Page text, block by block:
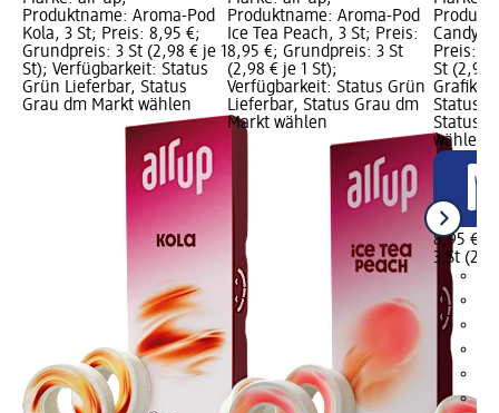
Produktname: Aroma-Pod
Kola, 3 St; Preis: 8,95 €;
Grundpreis: 3 St (2,98 € je 1
St); Verfügbarkeit: Status
Grün Lieferbar, Status
Grau dm Markt wählen
Produktname: Aroma-Pod
Ice Tea Peach, 3 St; Preis:
8,95 €; Grundpreis: 3 St
(2,98 € je 1 St);
Verfügbarkeit: Status Grün
Lieferbar, Status Grau dm
Markt wählen
Candy
Preis:
St (2,98
Grafik;
Status
Status
wählen
8,95 €
3 St